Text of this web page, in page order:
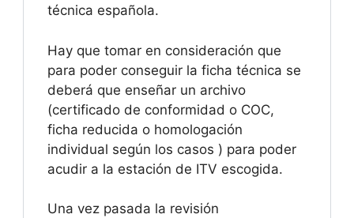
técnica española.
Hay que tomar en consideración que
para poder conseguir la ficha técnica se
deberá que enseñar un archivo
(certificado de conformidad o COC,
ficha reducida o homologación
individual según los casos ) para poder
acudir a la estación de ITV escogida.
Una vez pasada la revisión